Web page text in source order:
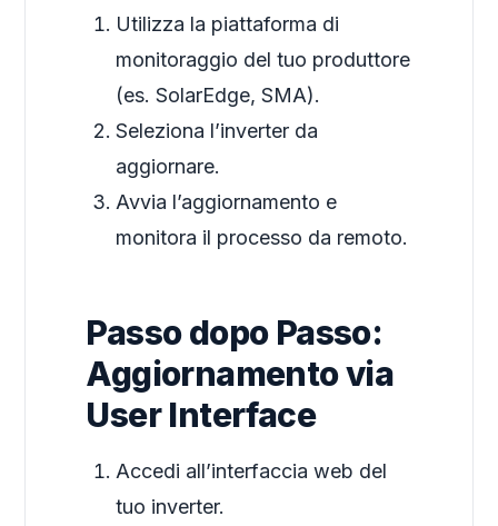
Utilizza la piattaforma di
monitoraggio del tuo produttore
(es. SolarEdge, SMA).
Seleziona l’inverter da
aggiornare.
Avvia l’aggiornamento e
monitora il processo da remoto.
Passo dopo Passo:
Aggiornamento via
User Interface
Accedi all’interfaccia web del
tuo inverter.